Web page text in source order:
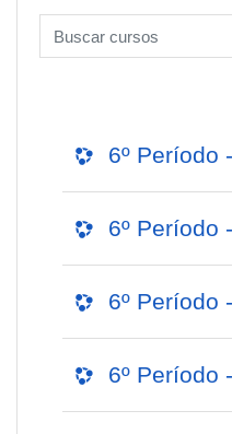
6º Período
6º Período
6º Período
6º Período